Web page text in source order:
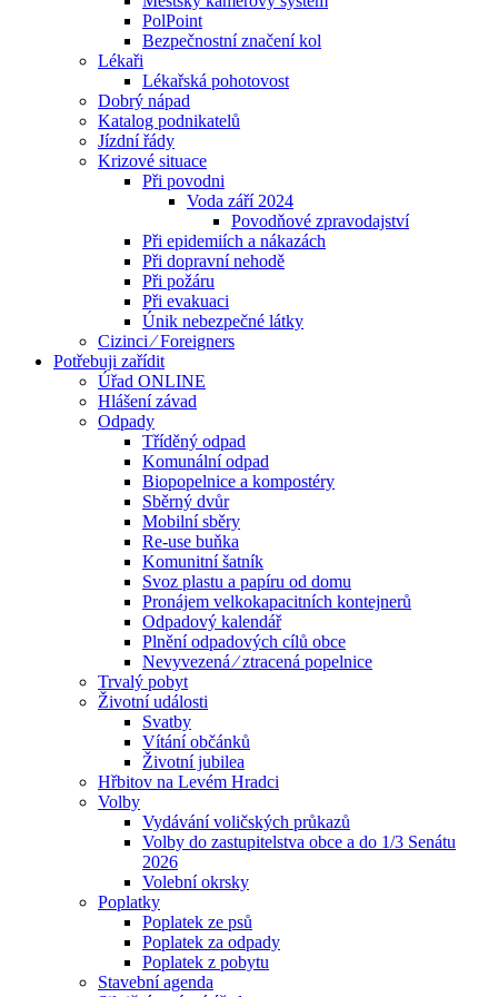
PolPoint
Bezpečnostní značení kol
Lékaři
Lékařská pohotovost
Dobrý nápad
Katalog podnikatelů
Jízdní řády
Krizové situace
Při povodni
Voda září 2024
Povodňové zpravodajství
Při epidemiích a nákazách
Při dopravní nehodě
Při požáru
Při evakuaci
Únik nebezpečné látky
Cizinci ⁄ Foreigners
Potřebuji zařídit
Úřad ONLINE
Hlášení závad
Odpady
Tříděný odpad
Komunální odpad
Biopopelnice a kompostéry
Sběrný dvůr
Mobilní sběry
Re-use buňka
Komunitní šatník
Svoz plastu a papíru od domu
Pronájem velkokapacitních kontejnerů
Odpadový kalendář
Plnění odpadových cílů obce
Nevyvezená ⁄ ztracená popelnice
Trvalý pobyt
Životní události
Svatby
Vítání občánků
Životní jubilea
Hřbitov na Levém Hradci
Volby
Vydávání voličských průkazů
Volby do zastupitelstva obce a do 1/3 Senátu
2026
Volební okrsky
Poplatky
Poplatek ze psů
Poplatek za odpady
Poplatek z pobytu
Stavební agenda